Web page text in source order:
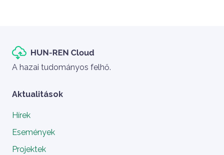
Szlogen
A hazai tudományos felhő.
Aktualitások
Hírek
Események
Projektek